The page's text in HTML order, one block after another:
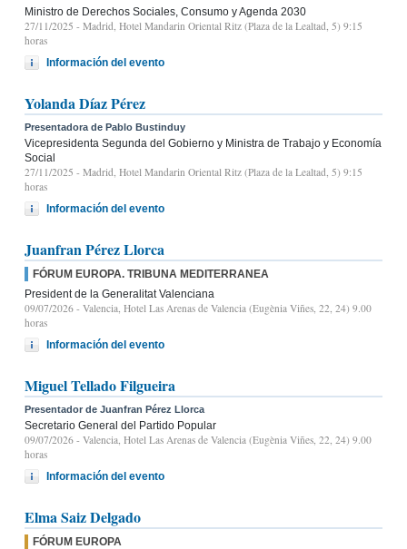
Ministro de Derechos Sociales, Consumo y Agenda 2030
27/11/2025 - Madrid, Hotel Mandarin Oriental Ritz (Plaza de la Lealtad, 5) 9:15
horas
Información del evento
Yolanda Díaz Pérez
Presentadora de Pablo Bustinduy
Vicepresidenta Segunda del Gobierno y Ministra de Trabajo y Economía
Social
27/11/2025 - Madrid, Hotel Mandarin Oriental Ritz (Plaza de la Lealtad, 5) 9:15
horas
Información del evento
Juanfran Pérez Llorca
FÓRUM EUROPA. TRIBUNA MEDITERRANEA
President de la Generalitat Valenciana
09/07/2026 - Valencia, Hotel Las Arenas de Valencia (Eugènia Viñes, 22, 24) 9.00
horas
Información del evento
Miguel Tellado Filgueira
Presentador de Juanfran Pérez Llorca
Secretario General del Partido Popular
09/07/2026 - Valencia, Hotel Las Arenas de Valencia (Eugènia Viñes, 22, 24) 9.00
horas
Información del evento
Elma Saiz Delgado
FÓRUM EUROPA